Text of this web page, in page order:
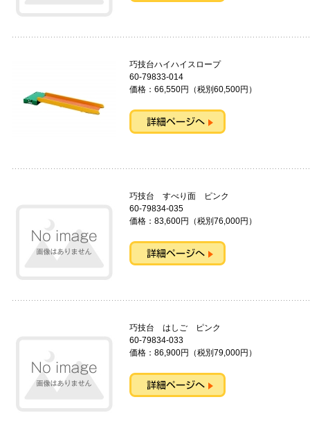
巧技台ハイハイスロープ
60-79833-014
価格：66,550円（税別60,500円）
巧技台 すべり面 ピンク
60-79834-035
価格：83,600円（税別76,000円）
巧技台 はしご ピンク
60-79834-033
価格：86,900円（税別79,000円）